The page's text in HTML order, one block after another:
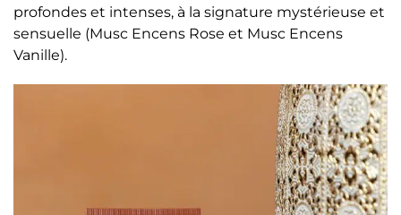
profondes et intenses, à la signature mystérieuse et
sensuelle (Musc Encens Rose et Musc Encens
Vanille).